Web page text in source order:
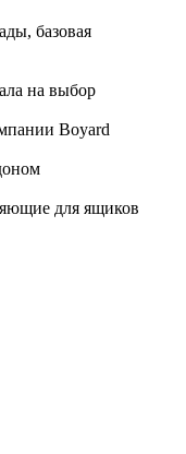
базовая
на выбор
Boyard
для ящиков